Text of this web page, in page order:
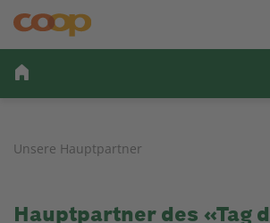
Unsere Hauptpartner
Hauptpartner des «Tag